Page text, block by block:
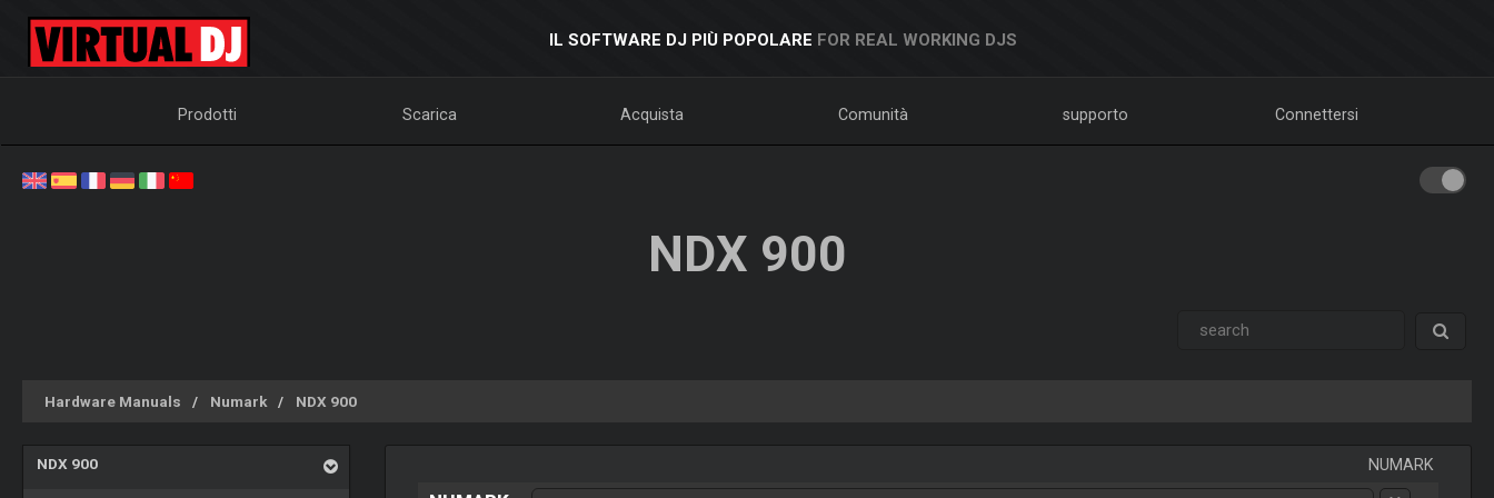
IL SOFTWARE DJ PIÙ POPOLARE FOR REAL WORKING DJS
Prodotti Scarica Acquista Comunità supporto Connettersi
NDX 900
Hardware Manuals Numark NDX 900
NDX 900 NUMARK